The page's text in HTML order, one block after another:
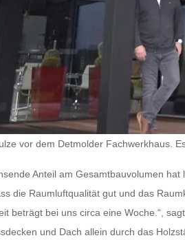
vor dem Detmolder Fachwerkhaus.
Anteil am Gesamtbauvolumen
die Raumluftqualität gut und das
beträgt bei uns circa eine Woche.“,
und Dach allein durch das